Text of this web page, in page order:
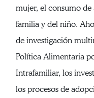
mujer, el consumo
familia y del niño.
de investigación
Política Alimentaria
Intrafamiliar, los
los procesos de